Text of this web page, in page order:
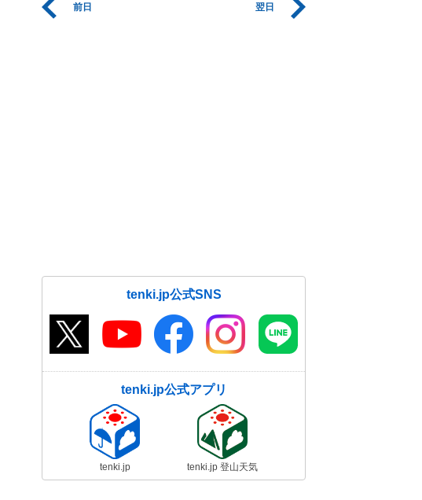
前日 翌日
tenki.jp公式SNS
tenki.jp公式アプリ
tenki.jp tenki.jp 登山天気